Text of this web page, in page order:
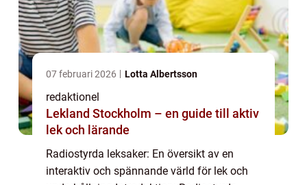
07 februari 2026 Lotta Albertsson
redaktionel
Lekland Stockholm – en guide till aktiv
lek och lärande
Radiostyrda leksaker: En översikt av en
interaktiv och spännande värld för lek och